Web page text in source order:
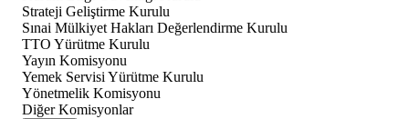
Strateji Geliştirme Kurulu
Sınai Mülkiyet Hakları Değerlendirme Kurulu
TTO Yürütme Kurulu
Yayın Komisyonu
Yemek Servisi Yürütme Kurulu
Yönetmelik Komisyonu
Diğer Komisyonlar